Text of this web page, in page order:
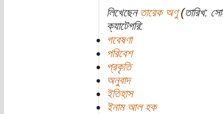
লিখেছেন তারেক অণু(তারিখ:
ক্যাটেগরি:
গবেষণা
পরিবেশ
প্রকৃতি
অনুবাদ
ইতিহাস
ইনাম আল হক